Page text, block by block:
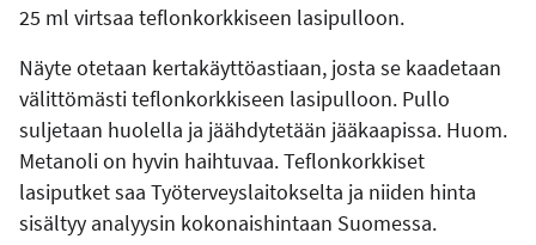
25 ml virtsaa teflonkorkkiseen lasipulloon.
Näyte otetaan kertakäyttöastiaan, josta se kaadetaan
välittömästi teflonkorkkiseen lasipulloon. Pullo
suljetaan huolella ja jäähdytetään jääkaapissa. Huom.
Metanoli on hyvin haihtuvaa. Teflonkorkkiset
lasiputket saa Työterveyslaitokselta ja niiden hinta
sisältyy analyysin kokonaishintaan Suomessa.